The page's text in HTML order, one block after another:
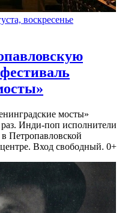
воскресенье
мосты»
Инди-поп исполнители
Петропавловской
Вход свободный. 0+